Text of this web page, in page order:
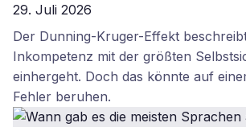
29. Juli 2026
Der Dunning-Kruger-Effekt
Inkompetenz mit der größten
einhergeht. Doch das könnte auf
Fehler beruhen.